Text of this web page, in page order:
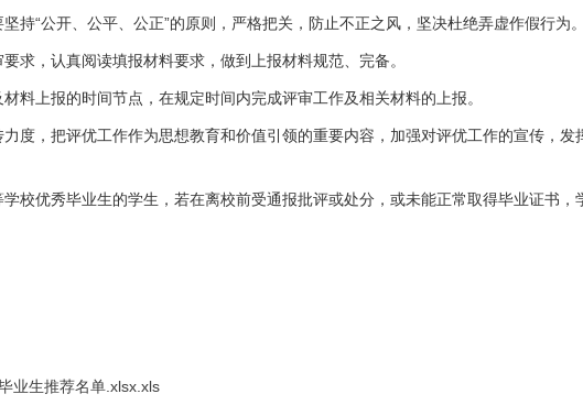
持“公开、公平、公正”的原则，严格把关，防止不正之风，坚决杜绝弄虚作假行为。
求，认真阅读填报材料要求，做到上报材料规范、完备。
料上报的时间节点，在规定时间内完成评审工作及相关材料的上报。
度，把评优工作作为思想教育和价值引领的重要内容，加强对评优工作的宣传，
校优秀毕业生的学生，若在离校前受通报批评或处分，或未能正常取得毕业证书，
业生推荐名单.xlsx.xls